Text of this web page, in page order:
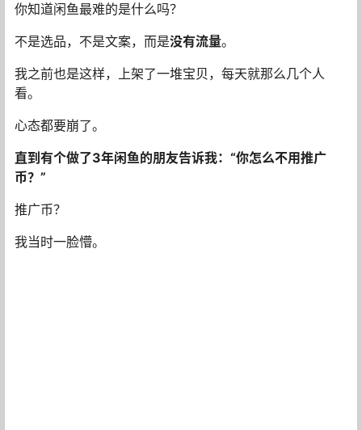
你知道闲鱼最难的是什么吗？
不是选品，不是文案，而是没有流量。
我之前也是这样，上架了一堆宝贝，每天就那么几个人
看。
心态都要崩了。
直到有个做了3年闲鱼的朋友告诉我：“你怎么不用推广
币？”
推广币？
我当时一脸懵。